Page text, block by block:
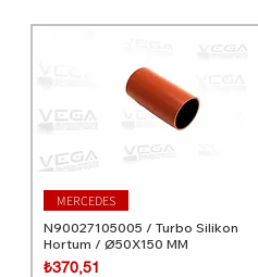
MERCEDES
N90027105005 / Turbo Silikon
Hortum / Ø50X150 MM
Fiyat
₺370,51